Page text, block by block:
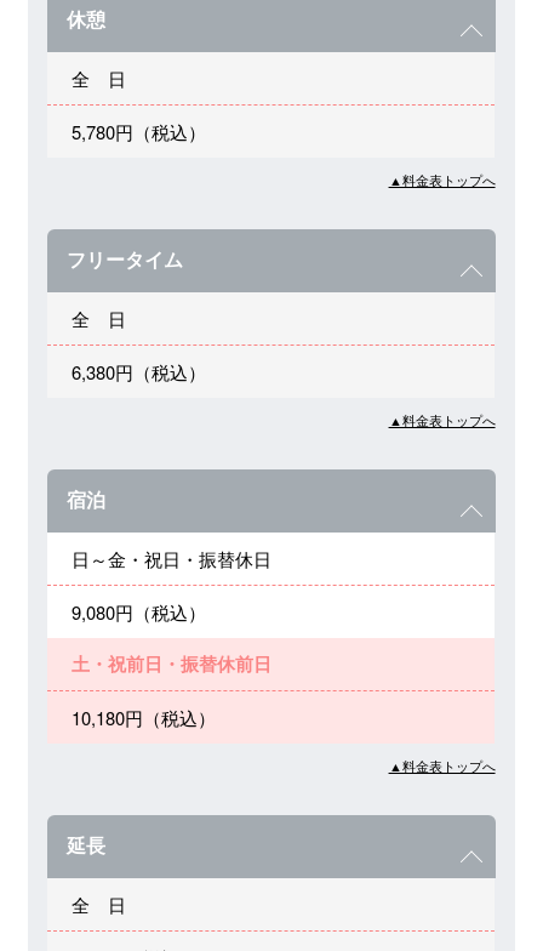
休憩
全 日
5,780円（税込）
▲料金表トップへ
フリータイム
全 日
6,380円（税込）
▲料金表トップへ
宿泊
日～金・祝日・振替休日
9,080円（税込）
土・祝前日・振替休前日
10,180円（税込）
▲料金表トップへ
延長
全 日